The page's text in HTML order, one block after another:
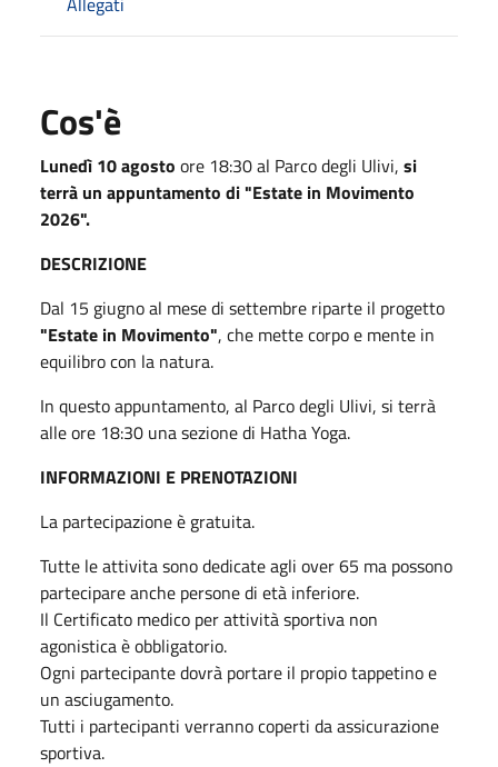
Cos'è
Lunedì 10 agosto ore 18:30 al Parco degli Ulivi, si
terrà un appuntamento di "Estate in Movimento
2026".
DESCRIZIONE
Dal 15 giugno al mese di settembre riparte il progetto
"Estate in Movimento", che mette corpo e mente in
equilibro con la natura.
In questo appuntamento, al Parco degli Ulivi, si terrà
alle ore 18:30 una sezione di Hatha Yoga.
INFORMAZIONI E PRENOTAZIONI
La partecipazione è gratuita.
Tutte le attivita sono dedicate agli over 65 ma possono
partecipare anche persone di età inferiore.
Il Certificato medico per attività sportiva non
agonistica è obbligatorio.
Ogni partecipante dovrà portare il propio tappetino e
un asciugamento.
Tutti i partecipanti verranno coperti da assicurazione
sportiva.